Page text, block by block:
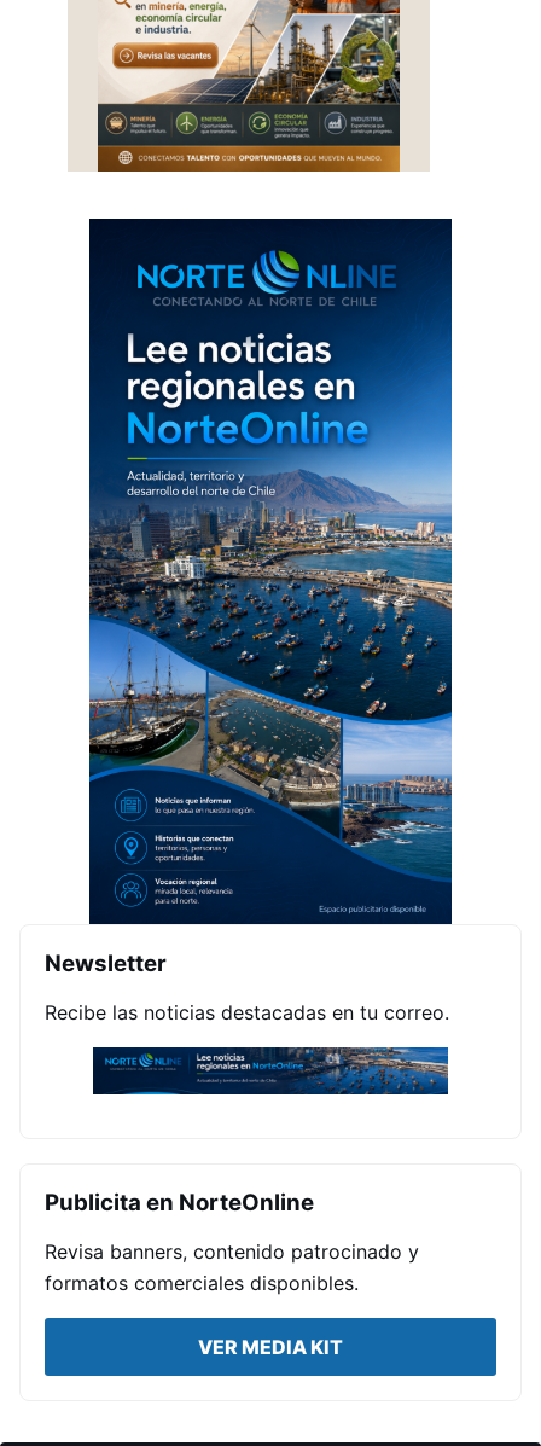
Newsletter
Recibe las noticias destacadas en tu correo.
Publicita en NorteOnline
Revisa banners, contenido patrocinado y
formatos comerciales disponibles.
VER MEDIA KIT